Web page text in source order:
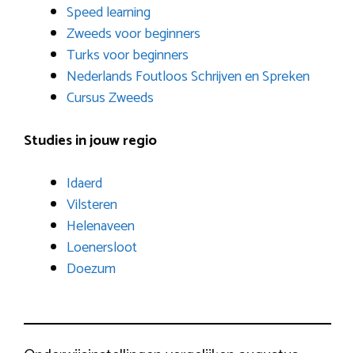
Speed learning
Zweeds voor beginners
Turks voor beginners
Nederlands Foutloos Schrijven en Spreken
Cursus Zweeds
Studies in jouw regio
Idaerd
Vilsteren
Helenaveen
Loenersloot
Doezum